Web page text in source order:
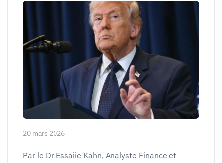
20 mars 2026
Par le Dr Essaiie Kahn, Analyste Finance et